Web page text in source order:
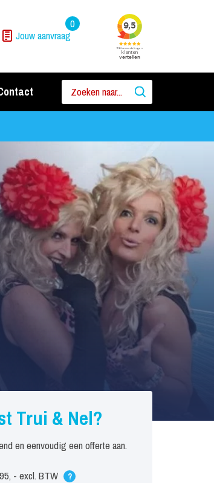
Jouw aanvraag
0
Trui & Nel?
en eenvoudig een offerte aan.
- excl. BTW ?